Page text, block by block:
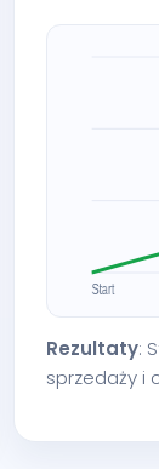
Rezultaty:
sprzedaży i